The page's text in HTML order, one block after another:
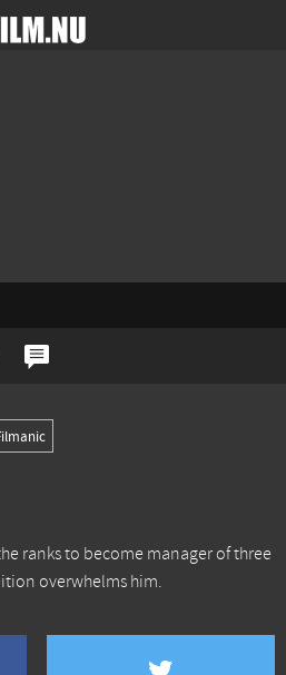
ranks to become manager of three
overwhelms him.